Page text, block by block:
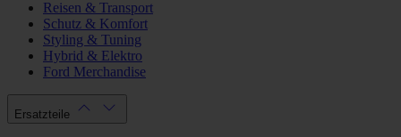
Reisen & Transport
Schutz & Komfort
Styling & Tuning
Hybrid & Elektro
Ford Merchandise
Ersatzteile